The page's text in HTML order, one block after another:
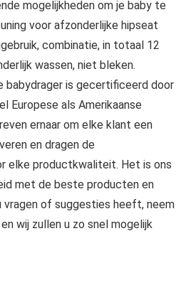
mogelijkheden om je baby te
voor afzonderlijke hipseat
combinatie, in totaal 12
wassen, niet bleken.
babydrager is gecertificeerd door
Europese als Amerikaanse
ernaar om elke klant een
en dragen de
elke productkwaliteit. Het is ons
met de beste producten en
vragen of suggesties heeft, neem
wij zullen u zo snel mogelijk